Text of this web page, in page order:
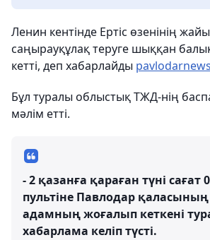
Ленин кентінде Ертіс өзенінің
саңырауқұлақ теруге шыққан
кетті, деп хабарлайды
Бұл туралы облыстық ТЖД-нің
мәлім етті.
- 2 қазанға қараған түні сағат
пультіне Павлодар
адамның жоғалып кеткені
хабарлама келіп түсті.